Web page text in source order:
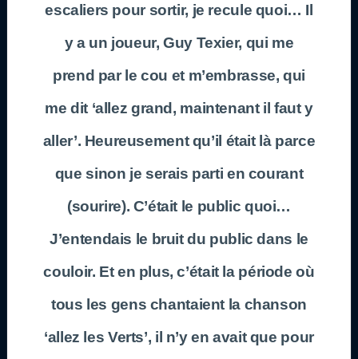
escaliers pour sortir, je recule quoi… Il
y a un joueur, Guy Texier, qui me
prend par le cou et m’embrasse, qui
me dit ‘allez grand, maintenant il faut y
aller’. Heureusement qu’il était là parce
que sinon je serais parti en courant
(sourire). C’était le public quoi…
J’entendais le bruit du public dans le
couloir. Et en plus, c’était la période où
tous les gens chantaient la chanson
‘allez les Verts’, il n’y en avait que pour